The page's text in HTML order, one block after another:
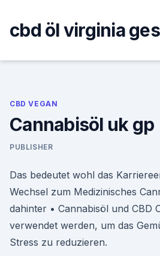
content
cbd öl virginia
CBD VEGAN
Cannabisöl uk gp
PUBLISHER
Das bedeutet wohl das
Wechsel zum Medizinisches
dahinter • Cannabisöl und CBD
verwendet werden, um das
Stress zu reduzieren.